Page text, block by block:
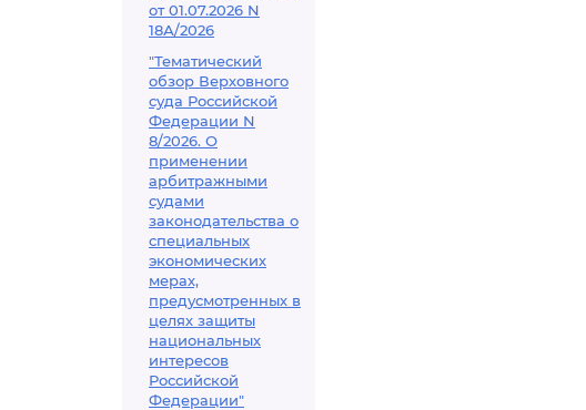
от 01.07.2026 N
18А/2026
"Тематический
обзор Верховного
суда Российской
Федерации N
8/2026. О
применении
арбитражными
судами
законодательства о
специальных
экономических
мерах,
предусмотренных в
целях защиты
национальных
интересов
Российской
Федерации"